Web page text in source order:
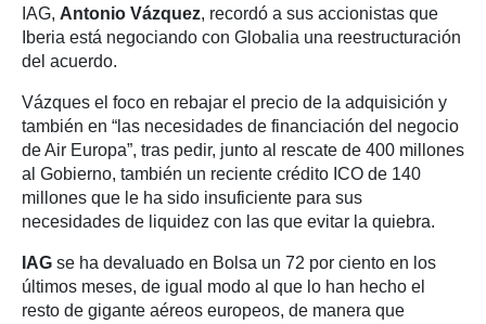
IAG, Antonio Vázquez, recordó a sus accionistas que
Iberia está negociando con Globalia una reestructuración
del acuerdo.
Vázques el foco en rebajar el precio de la adquisición y
también en “las necesidades de financiación del negocio
de Air Europa”, tras pedir, junto al rescate de 400 millones
al Gobierno, también un reciente crédito ICO de 140
millones que le ha sido insuficiente para sus
necesidades de liquidez con las que evitar la quiebra.
IAG se ha devaluado en Bolsa un 72 por ciento en los
últimos meses, de igual modo al que lo han hecho el
resto de gigante aéreos europeos, de manera que